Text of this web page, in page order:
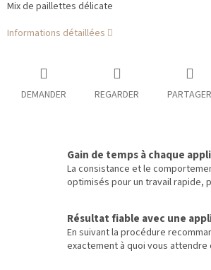
Mix de paillettes délicate
Informations détaillées
DEMANDER REGARDER PARTAGER
Gain de temps à chaque
La consistance et le
optimisés pour un travail rapide,
Résultat fiable avec une
En suivant la procédure
exactement à quoi vous attendre